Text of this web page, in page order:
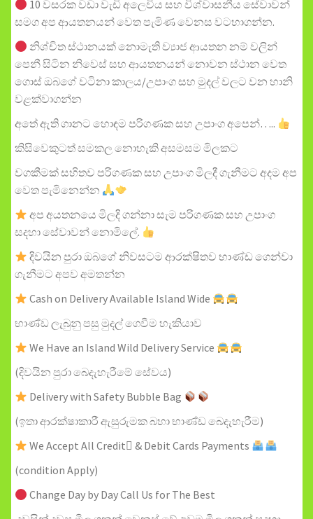
10 වසරක වඩා වැඩි අලෙවිය සහ විශ්වාසනීය සේවාවන්
සමග අප ආයතනයන් වෙත පැමිණ වෙනස වටහාගන්න.
නිශ්චිත ස්ථානයක් නොමැති ව්‍යාජ ආයතන නම් වලින්
පෙනී සිටින නිවෙස් සහ ආයතනයන් නොවන ස්ථාන වෙත
ගොස් ඔබගේ වටිනා කාලය/උපාංග සහ මුදල් වලට වන හානි
වළක්වාගන්න
අතේ ඇති ගානට හොඳම පරිගණක සහ උපාංග අපෙන්…..
කිසිවෙකුටත් සමකල නොහැකි අසමසම මිලකට
වගකීමක් සහිතව පරිගණක සහ උපාංග මිලදී ගැනීමට අදම අප
වෙත පැමිනෙන්න
අප අයතනයෙ මිලදි ගන්නා සැම පරිගණක සහ උපාංග
සදහා සේවාවන් නොමිලේ.
දිවයින පුරා ඔබගේ නිවසටම ආරක්ෂිතව භාණ්ඩ ගෙන්වා
ගැනීමට අපව අමතන්න
Cash on Delivery Available Island Wide
භාණ්ඩ ලැබුනු පසු මුදල් ගෙවීම හැකියාව
We Have an Island Wild Delivery Service
(දිවයින පුරා බෙදැහැරීමේ සේවය)
Delivery with Safety Bubble Bag
(ඉතා ආරක්ෂාකාරී ඇසුරුමක බහා භාණ්ඩ බෙදැහැරීම)
We Accept All Credit & Debit Cards Payments
(condition Apply)
Change Day by Day Call Us for The Best